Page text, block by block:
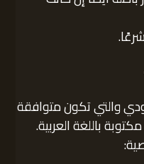
والتي تكون متوافقة
باللغة العربية.